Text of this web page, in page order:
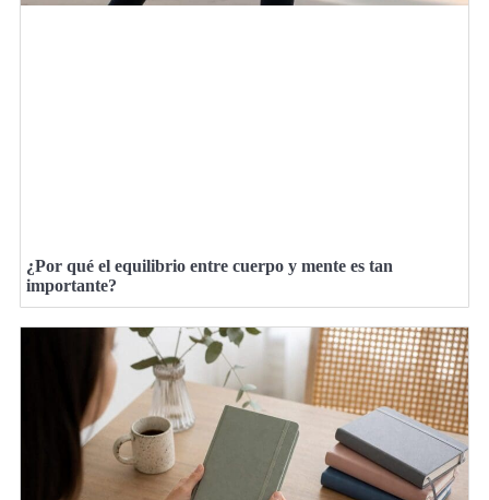
¿Por qué el equilibrio entre cuerpo y mente es tan
importante?